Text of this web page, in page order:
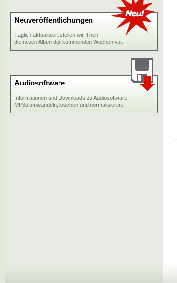
Neuveröffentlichungen
Täglich aktualisiert stellen wir Ihnen
die neuen Alben der kommenden Wochen vor.
Audiosoftware
Informationen und Downloads zu Audiosoftware,
MP3s umwandeln, löschen und normalisieren.